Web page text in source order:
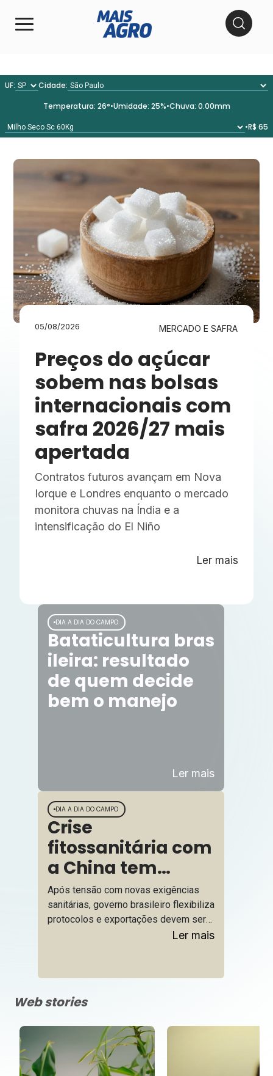
UF:
Cidade:
Temperatura: 26°•Umidade: 25%•Chuva: 0.00mm
•R$ 65
05/08/2026 MERCADO E SAFRA
Preços do açúcar
sobem nas bolsas
internacionais com
safra 2026/27 mais
apertada
Contratos futuros avançam em Nova
Iorque e Londres enquanto o mercado
monitora chuvas na Índia e a
intensificação do El Niño
Ler mais
DIA A DIA DO CAMPO
Bataticultura bras
ileira: resultado
de quem decide
bem o manejo
Ler mais
DIA A DIA DO CAMPO
Crise
fitossanitária com
a China tem
virada e
embarques de
soja devem voltar
Após tensão com novas exigências
sanitárias, governo brasileiro flexibiliza
protocolos e exportações devem ser
retomadas nos próximos diasLer mais
Web stories